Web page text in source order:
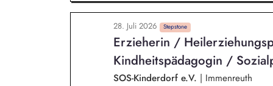
wohnliche Atmosphäre, in der sich die
bauen vertrauensvolle Beziehungen zu
einfühlsam, motivieren, trösten und
führen individuelle und kreative
bei den Hausaufgaben, und gestalten
28. Juli 2026 Stepstone
Erzieherin /
Kindheitspädagogin /
SOS-Kinderdorf e.V. | Immenreuth